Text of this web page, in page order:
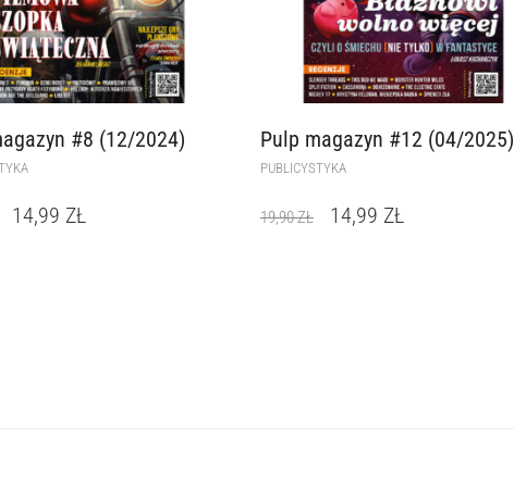
#8 (12/2024)
14,99 ZŁ
Pulp magazyn #12 (04/2025)
PUBLICYSTYKA
19,90ZŁ 14,99 ZŁ